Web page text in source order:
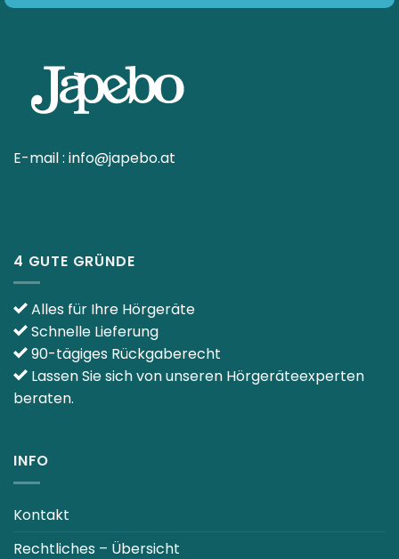
E-mail : info@japebo.at
4 GUTE GRÜNDE
90-tägiges Rückgaberecht
Lassen Sie sich von unseren Hörgeräteexperten
beraten.